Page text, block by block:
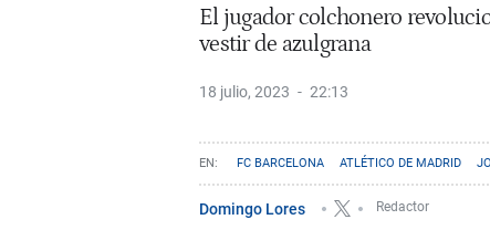
El jugador colchonero
vestir de azulgrana
18 julio, 2023 22:13
FC BARCELONA ATLÉTICO DE MADRID
Domingo Lores Redactor